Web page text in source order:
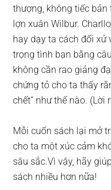
thượng, không tiếc
lợn xuân Wilbur.
hay dạy ta cách đối xử
trọng tình bạn bằng
không cần rao giảng
chứng tỏ cho ta thấy
chết” như thế nào. (Lời
Mỗi cuốn sách lại mở
cho ta một xúc cảm
sâu sắc.Vì vậy, hãy
sách nhiều hơn nữa!